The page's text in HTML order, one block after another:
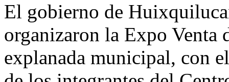
El gobierno de
organizaron la Expo
explanada municipal, con